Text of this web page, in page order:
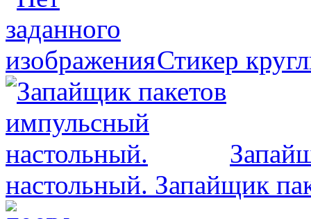
Стикер
настольный. Запайщик